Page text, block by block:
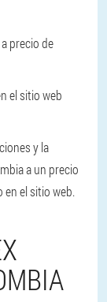
precio de
el sitio web
y la
a un precio
el sitio web.